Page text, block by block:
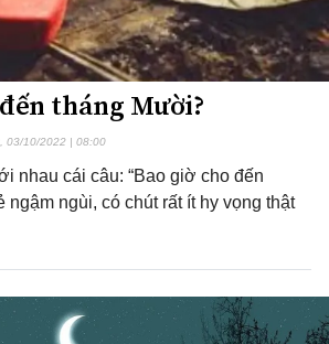
tháng Mười?
03/10/2022 | 08:00
nhau cái câu: “Bao giờ cho đến
ngậm ngùi, có chút rất ít hy vọng thật